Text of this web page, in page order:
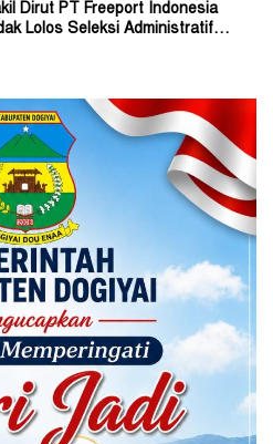
Dirut PT Freeport Indonesia
Lolos Seleksi Administratif